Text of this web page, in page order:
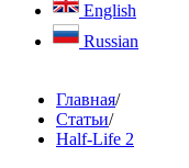
English
Russian
Главная/
Статьи/
Half-Life 2